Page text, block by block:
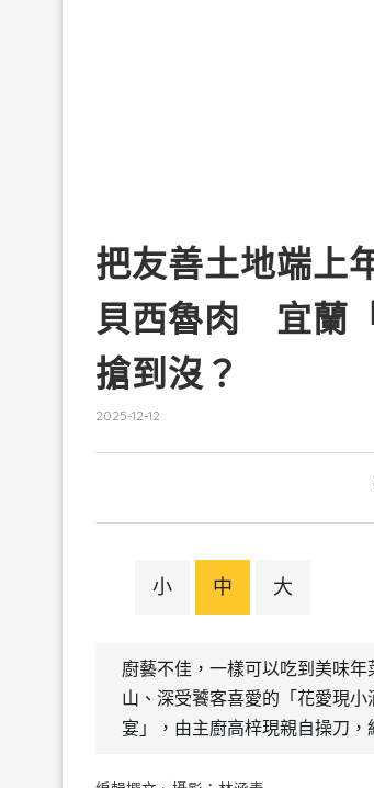
把友善土地端
貝西魯肉 宜蘭
搶到沒？
2025-12-12
小 中 大
廚藝不佳，一樣可以吃到美味
山、深受饕客喜愛的「花愛現
宴」，由主廚高梓現親自操刀